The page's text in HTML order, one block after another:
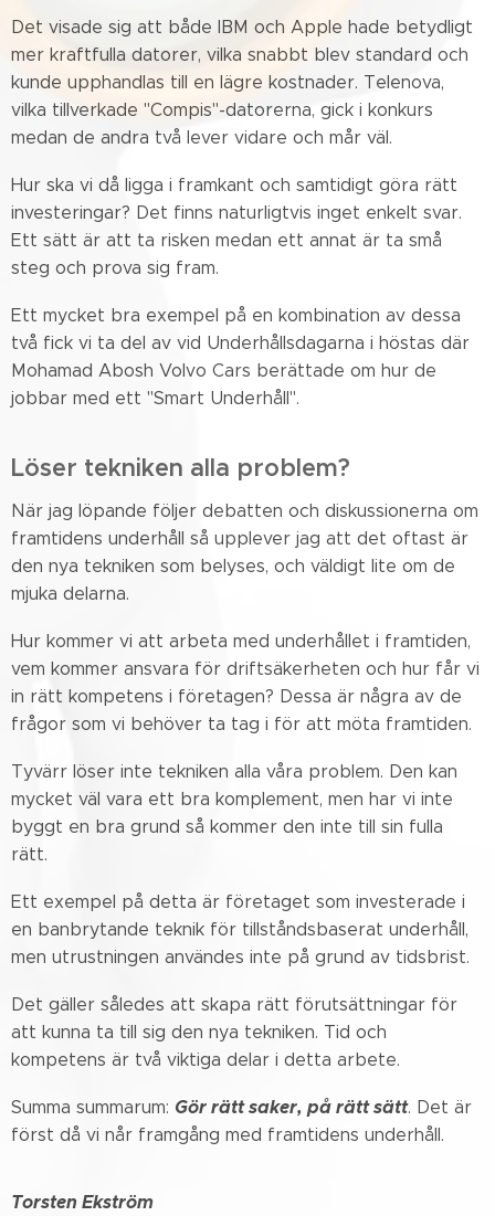
Det visade sig att både IBM och Apple hade betydligt
mer kraftfulla datorer, vilka snabbt blev standard och
kunde upphandlas till en lägre kostnader. Telenova,
vilka tillverkade "Compis"-datorerna, gick i konkurs
medan de andra två lever vidare och mår väl.
Hur ska vi då ligga i framkant och samtidigt göra rätt
investeringar? Det finns naturligtvis inget enkelt svar.
Ett sätt är att ta risken medan ett annat är ta små
steg och prova sig fram.
Ett mycket bra exempel på en kombination av dessa
två fick vi ta del av vid Underhållsdagarna i höstas där
Mohamad Abosh Volvo Cars berättade om hur de
jobbar med ett "Smart Underhåll".
Löser tekniken alla problem?
När jag löpande följer debatten och diskussionerna om
framtidens underhåll så upplever jag att det oftast är
den nya tekniken som belyses, och väldigt lite om de
mjuka delarna.
Hur kommer vi att arbeta med underhållet i framtiden,
vem kommer ansvara för driftsäkerheten och hur får vi
in rätt kompetens i företagen? Dessa är några av de
frågor som vi behöver ta tag i för att möta framtiden.
Tyvärr löser inte tekniken alla våra problem. Den kan
mycket väl vara ett bra komplement, men har vi inte
byggt en bra grund så kommer den inte till sin fulla
rätt.
Ett exempel på detta är företaget som investerade i
en banbrytande teknik för tillståndsbaserat underhåll,
men utrustningen användes inte på grund av tidsbrist.
Det gäller således att skapa rätt förutsättningar för
att kunna ta till sig den nya tekniken. Tid och
kompetens är två viktiga delar i detta arbete.
Summa summarum: Gör rätt saker, på rätt sätt. Det är
först då vi når framgång med framtidens underhåll.
Torsten Ekström